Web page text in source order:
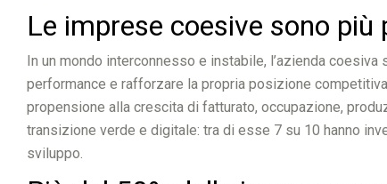
Le imprese coesive sono
In un mondo interconnesso e instabile, l’azienda
performance e rafforzare la propria posizione
propensione alla crescita di fatturato, occupazione,
transizione verde e digitale: tra di esse 7 su 10 hanno
sviluppo.